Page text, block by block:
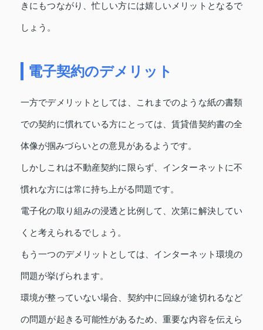
きにもつながり、忙しい方には嬉しいメリットとなるで
しょう。
電子契約のデメリット
一方でデメリットとしては、これまでのような紙の書類
での契約に慣れている方にとっては、賃貸借契約書の全
体像が掴みづらいとの意見があるようです。
しかしこれは不動産契約に限らず、インターネットに不
慣れな方には常に持ち上がる問題です。
電子化の取り組みの浸透と比例して、次第に解決してい
くと考えられるでしょう。
もう一つのデメリットとしては、インターネット環境の
問題が挙げられます。
環境が整っていない場合、契約中に回線が途切れるなど
の問題が起きる可能性があるため、重要な内容を伝えら